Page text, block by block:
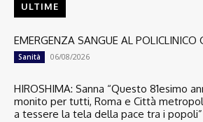
ULTIME
EMERGENZA SANGUE AL POLICLINICO
Sanità 06/08/2026
HIROSHIMA: Sanna “Questo 81esimo
monito per tutti, Roma e Città
a tessere la tela della pace tra i popoli”